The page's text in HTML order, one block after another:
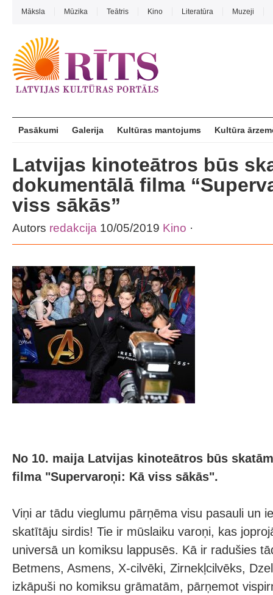
Māksla Mūzika Teātris Kino Literatūra Muzeji
Pasākumi Galerija Kultūras mantojums Kultūra
Latvijas kinoteātros būs
dokumentālā filma
viss sākās”
Autors redakcija 10/05/2019 Kino ·
No 10. maija Latvijas kinoteātros būs
filma "Supervaroņi: Kā viss sākās".
Viņi ar tādu vieglumu pārņēma visu pasauli un
skatītāju sirdis! Tie ir mūslaiku varoņi, kas
universā un komiksu lappusēs. Kā ir radušies
Betmens, Asmens, X-cilvēki, Zirnekļcilvēks,
izkāpuši no komiksu grāmatām, pārņemot